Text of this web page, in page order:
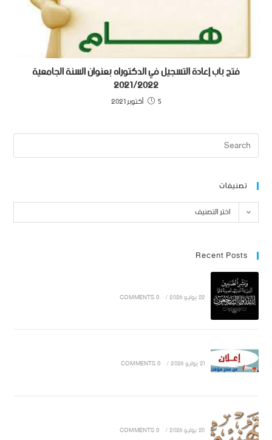
فتح باب إعادة التسجيل في الدكتوراه بعنوان السنة الجامعية
2021/2022
5 أكتوبر 2021
تصنيفات
اختر التصنيف
Recent Posts
22 يوليو 2026 /
0 COMMENTS
21 يوليو 2026 /
0 COMMENTS
20 يوليو 2026 /
0 COMMENTS